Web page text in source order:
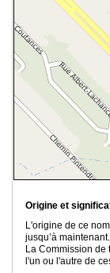
Origine et
L'origine de ce
jusqu’à maintenant.
La Commission
l'un ou l'autre de